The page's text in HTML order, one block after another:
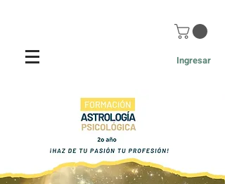
Ingresar